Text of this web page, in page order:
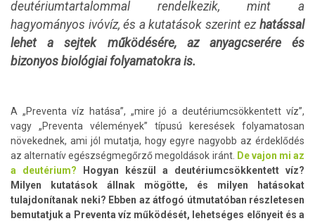
deutériumtartalommal rendelkezik, mint a
hagyományos ivóvíz, és a kutatások szerint ez hatással
lehet a sejtek működésére, az anyagcserére és
bizonyos biológiai folyamatokra is.
A „Preventa víz hatása”, „mire jó a deutériumcsökkentett víz”,
vagy „Preventa vélemények” típusú keresések folyamatosan
növekednek, ami jól mutatja, hogy egyre nagyobb az érdeklődés
az alternatív egészségmegőrző megoldások iránt. De vajon mi az
a deutérium? Hogyan készül a deutériumcsökkentett víz?
Milyen kutatások állnak mögötte, és milyen hatásokat
tulajdonítanak neki? Ebben az átfogó útmutatóban részletesen
bemutatjuk a Preventa víz működését, lehetséges előnyeit és a